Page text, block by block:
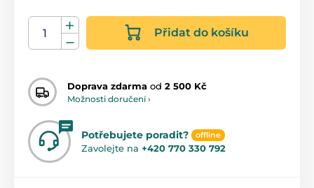
Přidat do košíku
Doprava zdarma od 2 500 Kč
Možnosti doručení ›
Potřebujete poradit? offline
Zavolejte na +420 770 330 792